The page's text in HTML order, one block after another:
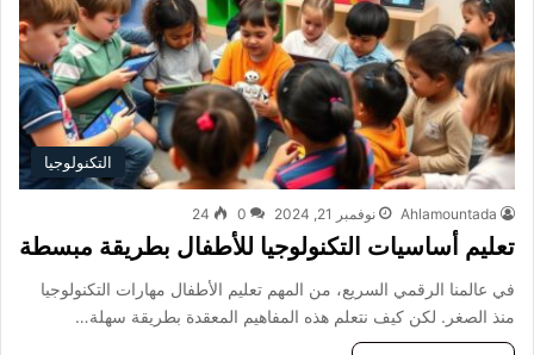
التكنولوجيا
Ahlamountada نوفمبر 21, 2024 0
24
تعليم أساسيات التكنولوجيا للأطفال بطريقة مبسطة
في عالمنا الرقمي السريع، من المهم تعليم الأطفال مهارات التكنولوجيا
منذ الصغر. لكن كيف نتعلم هذه المفاهيم المعقدة بطريقة سهلة…